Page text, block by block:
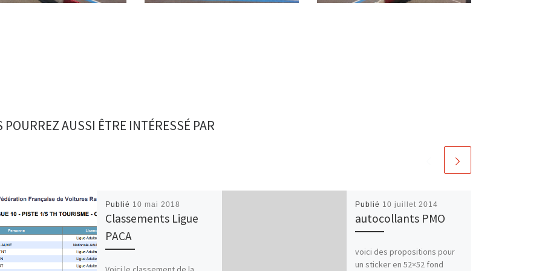
POURREZ AUSSI ÊTRE INTÉRESSÉ PAR
Publié 10 mai 2018
Classements Ligue
PACA
Publié 10 juillet 2014
autocollants PMO
voici des propositions pour
un sticker en 52×52 fond